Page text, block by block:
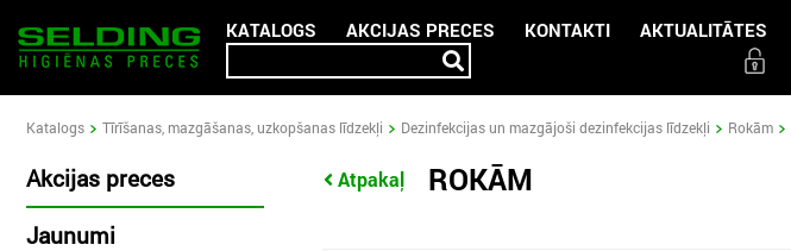
KATALOGS AKCIJAS PRECES KONTAKTI AKTUALITĀTES
Katalogs Tīrīšanas, mazgāšanas, uzkopšanas līdzekļi Dezinfekcijas un mazgājoši dezinfekcijas līdzekļi Rokām
Akcijas preces
Jaunumi
Atpakaļ ROKĀM